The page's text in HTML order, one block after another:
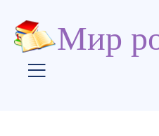
Мир